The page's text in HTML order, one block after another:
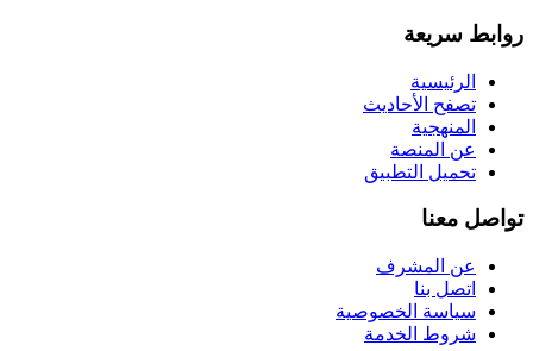
روابط سريعة
الرئيسية
تصفح الأحاديث
المنهجية
عن المنصة
تحميل التطبيق
تواصل معنا
عن المشرف
اتصل بنا
سياسة الخصوصية
شروط الخدمة